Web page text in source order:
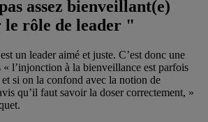
assez bienveillant(e)
le rôle de leader "
un leader aimé et juste. C’est donc une
« l’injonction à la bienveillance est parfois
si on la confond avec la notion de
qu’il faut savoir la doser correctement, »